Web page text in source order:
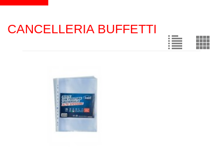
CANCELLERIA BUFFETTI